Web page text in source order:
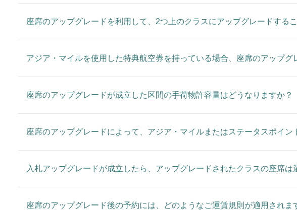
座席のアップグレードを利用して、2つ上のクラスにアップグレードする
アジア・マイルを使用した特典航空券を持っている場合、座席のアップグ
座席のアップグレードが成立した区間の手荷物許容量はどうなりますか？
座席のアップグレードによって、アジア・マイルまたはステータスポイン
入札アップグレードが成立したら、アップグレードされたクラスの座席は
座席のアップグレード後の予約には、どのようなご運賃規則が適用されま